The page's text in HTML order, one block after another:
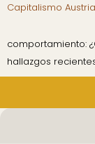
Capitalismo
comportamiento:
hallazgos